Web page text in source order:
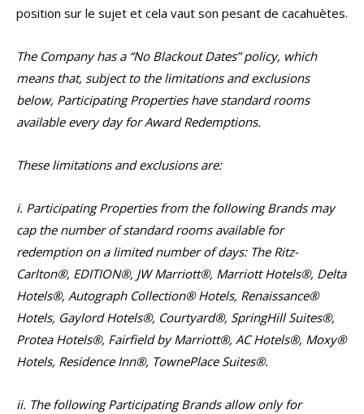
position sur le sujet et cela vaut son pesant de cacahuètes.
The Company has a “No Blackout Dates” policy, which
means that, subject to the limitations and exclusions
below, Participating Properties have standard rooms
available every day for Award Redemptions.
These limitations and exclusions are:
i. Participating Properties from the following Brands may
cap the number of standard rooms available for
redemption on a limited number of days: The Ritz-
Carlton®, EDITION®, JW Marriott®, Marriott Hotels®, Delta
Hotels®, Autograph Collection® Hotels, Renaissance®
Hotels, Gaylord Hotels®, Courtyard®, SpringHill Suites®,
Protea Hotels®, Fairfield by Marriott®, AC Hotels®, Moxy®
Hotels, Residence Inn®, TownePlace Suites®.
ii. The following Participating Brands allow only for